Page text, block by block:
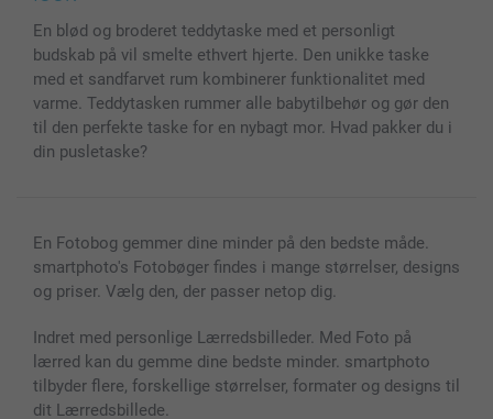
Fotokalender & Kalenderbog
Fotorammer & Tilbehør
Alle fotoprodukter
Investor Relations
Status for ordrer
En blød og broderet teddytaske med et personligt
budskab på vil smelte ethvert hjerte. Den unikke taske
med et sandfarvet rum kombinerer funktionalitet med
varme. Teddytasken rummer alle babytilbehør og gør den
til den perfekte taske for en nybagt mor. Hvad pakker du i
din pusletaske?
En Fotobog gemmer dine minder på den bedste måde.
smartphoto's Fotobøger findes i mange størrelser, designs
og priser. Vælg den, der passer netop dig.
Indret med personlige Lærredsbilleder. Med Foto på
lærred kan du gemme dine bedste minder. smartphoto
tilbyder flere, forskellige størrelser, formater og designs til
dit Lærredsbillede.